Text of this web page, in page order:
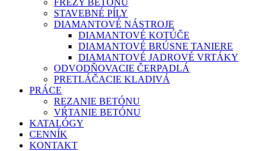
FRÉZY BETÓNU
STAVEBNÉ PÍLY
DIAMANTOVÉ NÁSTROJE
DIAMANTOVÉ KOTÚČE
DIAMANTOVÉ BRÚSNE TANIERE
DIAMANTOVÉ JADROVÉ VRTÁKY
ODVODŇOVACIE ČERPADLÁ
PRETLÁČACIE KLADIVÁ
PRÁCE
REZANIE BETÓNU
VŔTANIE BETÓNU
KATALÓGY
CENNÍK
KONTAKT